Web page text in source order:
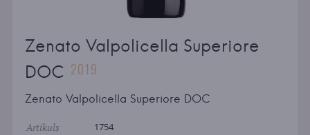
Zenato Valpolicella Superiore
DOC 2019
Zenato Valpolicella Superiore DOC
Artikuls 1754